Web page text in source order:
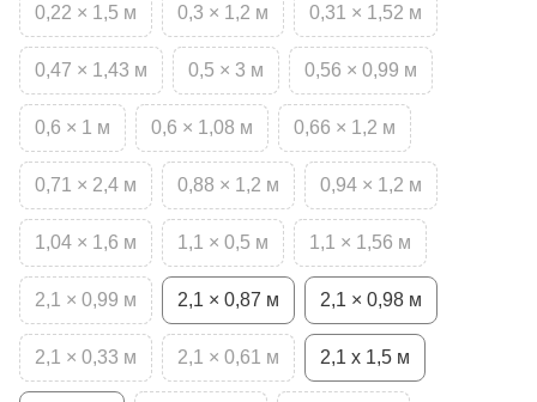
0,22 × 1,5 м 0,3 × 1,2 м 0,31 × 1,52 м
0,47 × 1,43 м 0,5 × 3 м 0,56 × 0,99 м
0,6 × 1 м 0,6 × 1,08 м 0,66 × 1,2 м
0,71 × 2,4 м 0,88 × 1,2 м 0,94 × 1,2 м
1,04 × 1,6 м 1,1 × 0,5 м 1,1 × 1,56 м
2,1 × 0,99 м 2,1 × 0,87 м 2,1 × 0,98 м
2,1 × 0,33 м 2,1 × 0,61 м 2,1 х 1,5 м